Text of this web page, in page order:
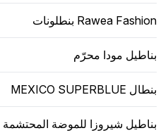
Rawea Fashion بنطلونات
بناطيل مودا محرّم
بنطال MEXICO SUPERBLUE
بناطيل شيروزا للموضة المحتشمة